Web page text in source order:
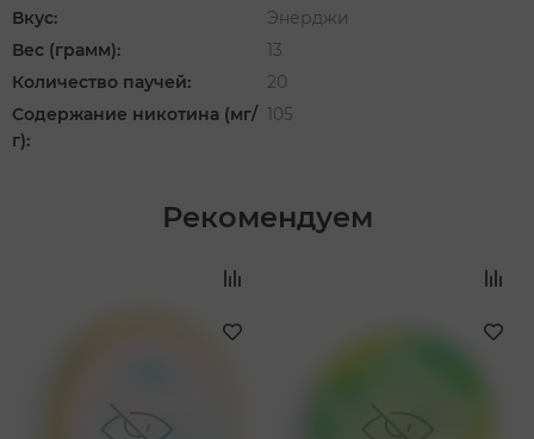
Вкус:
Энерджи
Вес (грамм):
13
Количество паучей:
20
Содержание никотина (мг/
г):
105
Рекомендуем